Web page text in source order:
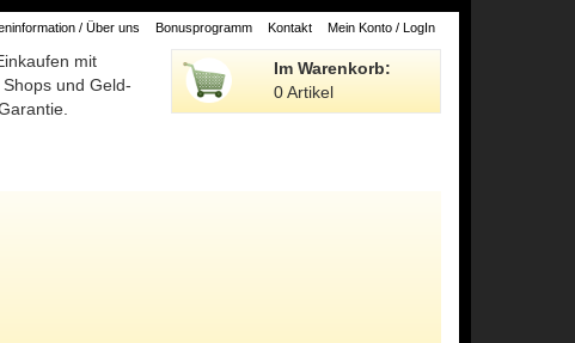
/ Über uns Bonusprogramm Kontakt Mein Konto / LogIn
mit
und Geld-
Im Warenkorb:
0 Artikel